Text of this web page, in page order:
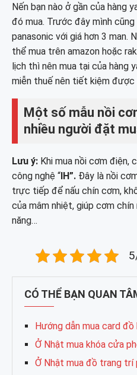
Nến bạn nào ở gần của hàng
đó mua. Trước đây mình
panasonic với giá hơn 3 man.
thể mua trên amazon hoặc
lịch thì nên mua tại của hàng
miễn thuế nên tiết kiệm được
Một số mẫu nồi
nhiều người đặt
Lưu ý: Khi mua nồi cơm điện,
công nghệ “ IH”. Đây là nồi
trực tiếp để nấu chín cơm,
của mâm nhiệt, giúp cơm
năng…
CÓ THỂ BẠN QUAN
Hướng dẫn mua card
Ở Nhật mua khóa cửa
Ở Nhật mua đồ trang trí